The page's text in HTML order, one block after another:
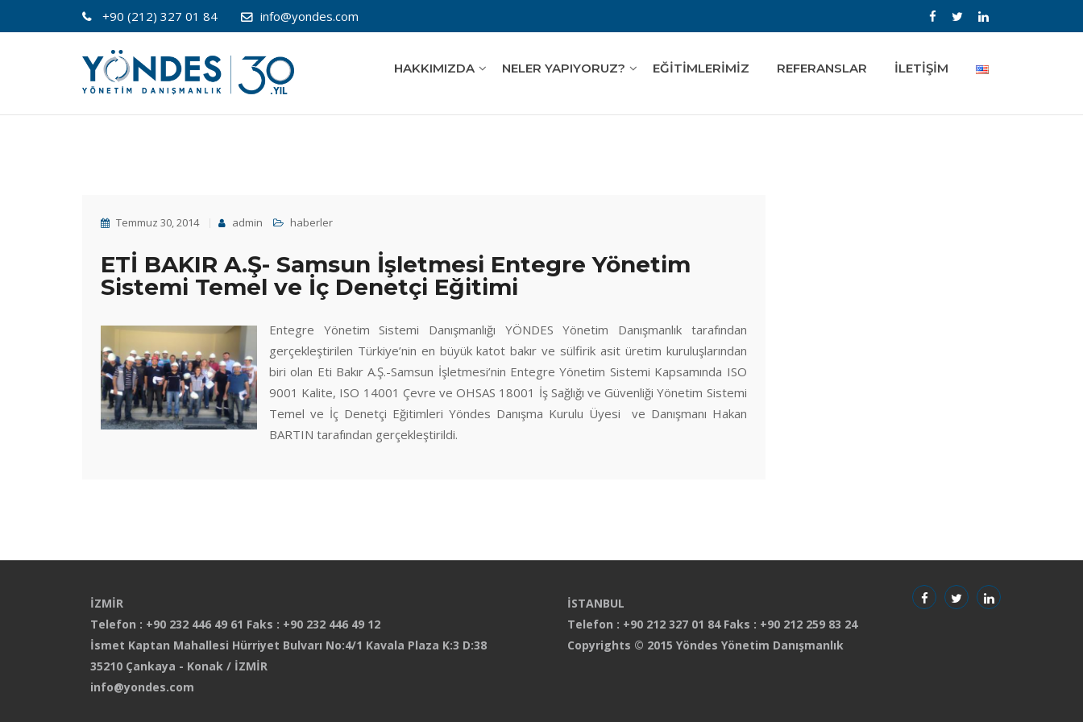
+90 (212) 327 01 84 info@yondes.com
HAKKIMIZDA NELER YAPIYORUZ? EĞİTİMLERİMİZ REFERANSLAR İLETİŞİM
Temmuz 30, 2014 admin haberler
ETİ BAKIR A.Ş- Samsun İşletmesi Entegre Yönetim
Sistemi Temel ve İç Denetçi Eğitimi
Entegre Yönetim Sistemi Danışmanlığı YÖNDES Yönetim Danışmanlık tarafından
gerçekleştirilen Türkiye’nin en büyük katot bakır ve sülfirik asit üretim kuruluşlarından
biri olan Eti Bakır A.Ş.-Samsun İşletmesi’nin Entegre Yönetim Sistemi Kapsamında ISO
9001 Kalite, ISO 14001 Çevre ve OHSAS 18001 İş Sağlığı ve Güvenliği Yönetim Sistemi
Temel ve İç Denetçi Eğitimleri Yöndes Danışma Kurulu Üyesi ve Danışmanı Hakan
BARTIN tarafından gerçekleştirildi.
İZMİR
Telefon : +90 232 446 49 61 Faks : +90 232 446 49 12
İsmet Kaptan Mahallesi Hürriyet Bulvarı No:4/1 Kavala Plaza K:3 D:38
35210 Çankaya - Konak / İZMİR
info@yondes.com
İSTANBUL
Telefon : +90 212 327 01 84 Faks : +90 212 259 83 24
Copyrights © 2015 Yöndes Yönetim Danışmanlık